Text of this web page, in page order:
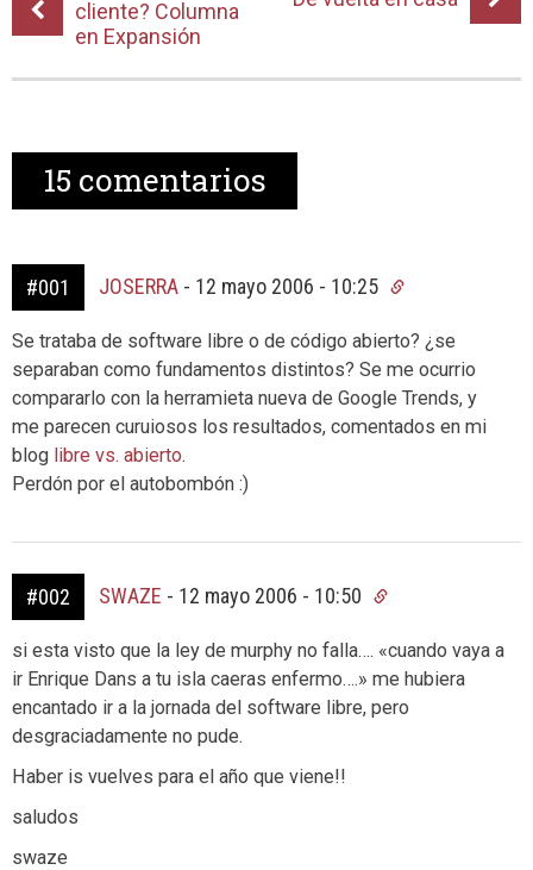
cliente? Columna
en Expansión
15 comentarios
#001 JOSERRA - 12 mayo 2006 - 10:25
Se trataba de software libre o de código abierto? ¿se
separaban como fundamentos distintos? Se me ocurrio
compararlo con la herramieta nueva de Google Trends, y
me parecen curuiosos los resultados, comentados en mi
blog libre vs. abierto.
Perdón por el autobombón :)
#002 SWAZE - 12 mayo 2006 - 10:50
si esta visto que la ley de murphy no falla…. «cuando vaya a
ir Enrique Dans a tu isla caeras enfermo….» me hubiera
encantado ir a la jornada del software libre, pero
desgraciadamente no pude.
Haber is vuelves para el año que viene!!
saludos
swaze